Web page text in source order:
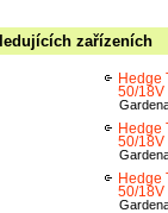
zařízeních
Hedge
50/18V
Hedge
50/18V
Hedge
50/18V